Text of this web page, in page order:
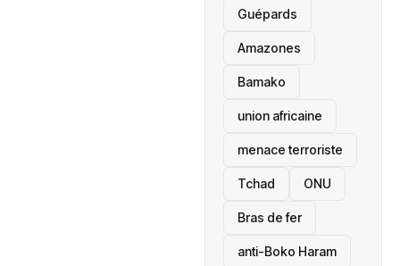
Guépards
Amazones
Bamako
union africaine
menace terroriste
‎Tchad ONU
Bras de fer
anti-Boko Haram